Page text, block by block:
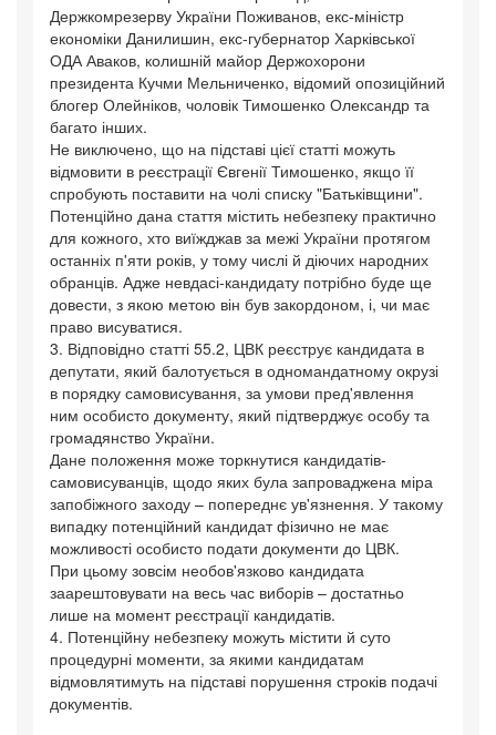
Держкомрезерву України Поживанов, екс-міністр
економіки Данилишин, екс-губернатор Харківської
ОДА Аваков, колишній майор Держохорони
президента Кучми Мельниченко, відомий опозиційний
блогер Олейніков, чоловік Тимошенко Олександр та
багато інших.
Не виключено, що на підставі цієї статті можуть
відмовити в реєстрації Євгенії Тимошенко, якщо її
спробують поставити на чолі списку "Батьківщини".
Потенційно дана стаття містить небезпеку практично
для кожного, хто виїжджав за межі України протягом
останніх п'яти років, у тому числі й діючих народних
обранців. Адже невдасі-кандидату потрібно буде ще
довести, з якою метою він був закордоном, і, чи має
право висуватися.
3. Відповідно статті 55.2, ЦВК реєструє кандидата в
депутати, який балотується в одномандатному окрузі
в порядку самовисування, за умови пред'явлення
ним особисто документу, який підтверджує особу та
громадянство України.
Дане положення може торкнутися кандидатів-
самовисуванців, щодо яких була запроваджена міра
запобіжного заходу – попереднє ув'язнення. У такому
випадку потенційний кандидат фізично не має
можливості особисто подати документи до ЦВК.
При цьому зовсім необов'язково кандидата
заарештовувати на весь час виборів – достатньо
лише на момент реєстрації кандидатів.
4. Потенційну небезпеку можуть містити й суто
процедурні моменти, за якими кандидатам
відмовлятимуть на підставі порушення строків подачі
документів.